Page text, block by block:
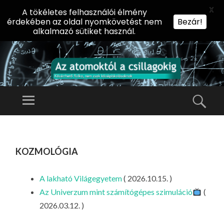
AZ
L
A
Előadássorozat
Intézetében
Menü
TARTALOMHOZ
kozmológia
A lakható Világegyetem( 2026.10.15. )
Az Univerzum mint számítógépes szimuláció
(
2026.03.12. )
A tökéletes felhasználói élmény
érdekében az oldal nyomkövetést nem
alkalmazó sütiket használ.
Bezár!
X